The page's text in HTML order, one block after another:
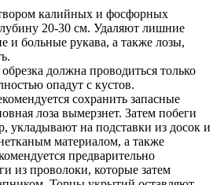
калийных и фосфорных
20-30 см. Удаляют лишние
и больные рукава, а также лозы,
должна проводиться только
опадут с кустов.
сохранить запасные
лоза вымерзнет. Затем побеги
укладывают на подставки из досок и
материалом, а также
предварительно
из проволоки, которые затем